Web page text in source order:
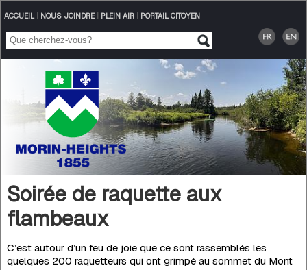
ACCUEIL| NOUS JOINDRE| PLEIN AIR| PORTAIL CITOYEN
Soirée de raquette aux
flambeaux
C’est autour d’un feu de joie que ce sont rassemblés les
quelques 200 raquetteurs qui ont grimpé au sommet du Mont